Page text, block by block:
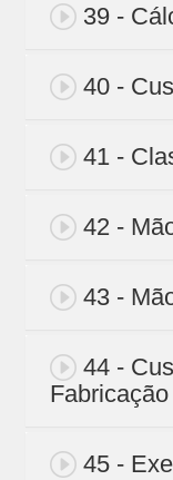
39 -
40 -
41 -
42 -
43 -
44 -
Fabricação
45 -